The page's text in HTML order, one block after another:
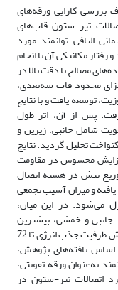
کارایی ورقه‌های
تیر-ستون قاب‌های
الیافی توانمند مورد
مکانیکی آن با انجام
مصالح با دقت بالا در
محدود قاب سه‌بعدی،
توسعه یافت و با نتایج
پس از آن، اثر طول
شامل جانبی، زیرین و
تحلیل گردید. نتایج
محسوس در مقاومت
تنش در هسته اتصال
و میزان آسیب تجمعی
می‌شود. در این میان،
جانبی و خمشی، بیشترین
بهبود را با افزایش مقاومت 33 تا 59 درصد و افزایش ظرفیت جذب انرژی تا 72
یافته‌های پژوهش،
به‌عنوان ورقه تقویتی،
اتصالات تیر-ستون در